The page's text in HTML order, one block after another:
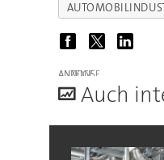
ANZEIGE
Auch